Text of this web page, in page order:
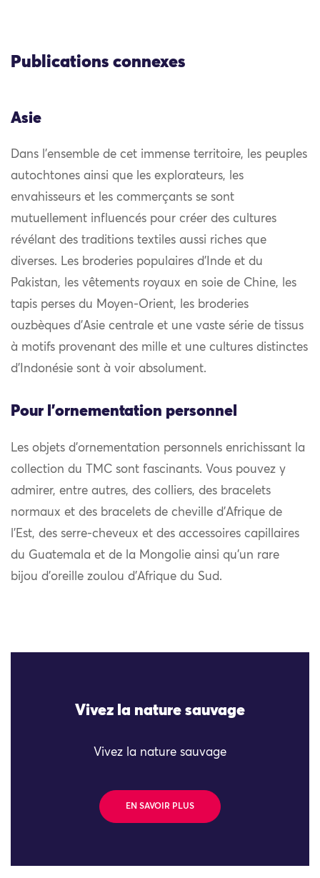
Publications connexes
Asie
Dans l’ensemble de cet immense territoire, les peuples
autochtones ainsi que les explorateurs, les
envahisseurs et les commerçants se sont
mutuellement influencés pour créer des cultures
révélant des traditions textiles aussi riches que
diverses. Les broderies populaires d’Inde et du
Pakistan, les vêtements royaux en soie de Chine, les
tapis perses du Moyen-Orient, les broderies
ouzbèques d’Asie centrale et une vaste série de tissus
à motifs provenant des mille et une cultures distinctes
d’Indonésie sont à voir absolument.
Pour l'ornementation personnel
Les objets d’ornementation personnels enrichissant la
collection du TMC sont fascinants. Vous pouvez y
admirer, entre autres, des colliers, des bracelets
normaux et des bracelets de cheville d’Afrique de
l’Est, des serre-cheveux et des accessoires capillaires
du Guatemala et de la Mongolie ainsi qu’un rare
bijou d’oreille zoulou d’Afrique du Sud.
Vivez la nature sauvage
Vivez la nature sauvage
EN SAVOIR PLUS